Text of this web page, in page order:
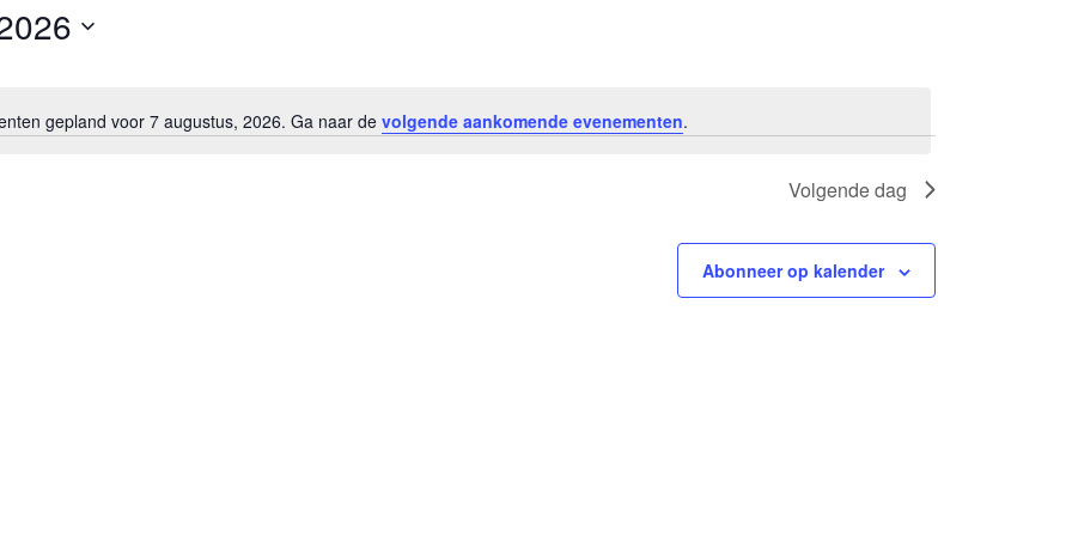
Bericht
gepland voor 7 augustus, 2026. Ga naar de volgende aankomende evenementen.
e
m
e
Volgende dag
Abonneer op kalender